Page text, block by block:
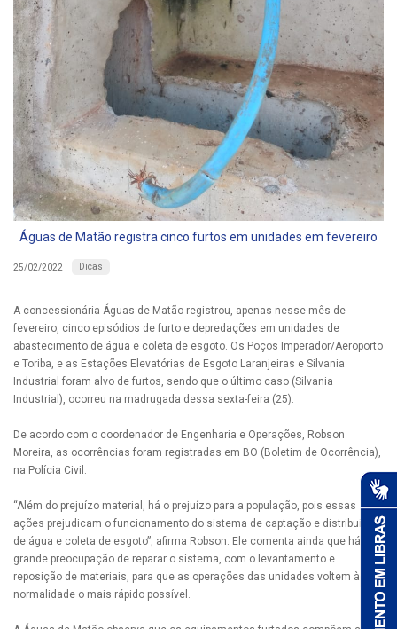
Águas de Matão registra cinco furtos em unidades em fevereiro
25/02/2022 Dicas
A concessionária Águas de Matão registrou, apenas nesse mês de
fevereiro, cinco episódios de furto e depredações em unidades de
abastecimento de água e coleta de esgoto. Os Poços Imperador/Aeroporto
e Toriba, e as Estações Elevatórias de Esgoto Laranjeiras e Silvania
Industrial foram alvo de furtos, sendo que o último caso (Silvania
Industrial), ocorreu na madrugada dessa sexta-feira (25).
De acordo com o coordenador de Engenharia e Operações, Robson
Moreira, as ocorrências foram registradas em BO (Boletim de Ocorrência),
na Polícia Civil.
“Além do prejuízo material, há o prejuízo para a população, pois essas
ações prejudicam o funcionamento do sistema de captação e distribuição
de água e coleta de esgoto”, afirma Robson. Ele comenta ainda que há a
grande preocupação de reparar o sistema, com o levantamento e
reposição de materiais, para que as operações das unidades voltem à
normalidade o mais rápido possível.